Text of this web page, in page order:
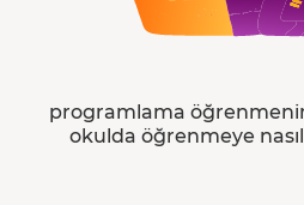
programlama
okulda öğrenmeye